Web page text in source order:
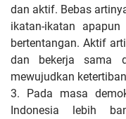
dan aktif. Bebas
ikatan-ikatan
bertentangan. Aktif
dan bekerja sama
mewujudkan
3. Pada masa
Indonesia lebih